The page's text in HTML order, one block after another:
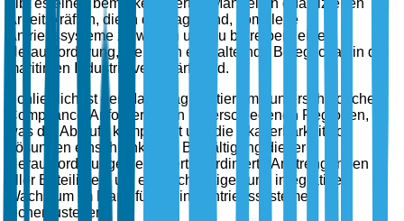
Arbeitskräften, die in der Lage sind, komplexe
Antriebssysteme zu warten und zu betreiben, eine
Herausforderung, die durch eine alternde Belegschaft in der
maritimen Industrie verschärft wird.
Schließlich ist der Markt fragmentiert, mit unterschiedlichen
Compliance-Anforderungen in verschiedenen Regionen,
was die Abläufe kompliziert und die Skalierbarkeit von
Lösungen einschränkt. Die Bewältigung dieser
Herausforderungen erfordert koordinierte Anstrengungen
aller Beteiligten, um ein nachhaltiges und integratives
Wachstum im Markt für Marine Antriebssysteme
sicherzustellen.